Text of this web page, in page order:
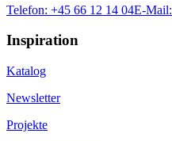
Telefon: +45 66 12 14 04E-Mail:
Inspiration
Katalog
Newsletter
Projekte